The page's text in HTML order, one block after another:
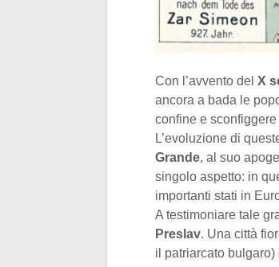
Con l’avvento del X
ancora a bada le
confine e
L’evoluzione di
Grande, al suo
singolo aspetto: in
importanti stati in
A testimoniare tale
Preslav. Una città
il patriarcato bulgaro)